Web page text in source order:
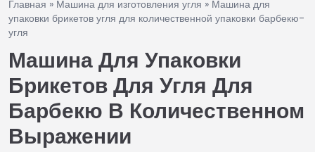
Главная » Машина для изготовления угля » Машина для
упаковки брикетов угля для количественной упаковки барбекю-
угля
Машина Для Упаковки
Брикетов Для Угля Для
Барбекю В Количественном
Выражении